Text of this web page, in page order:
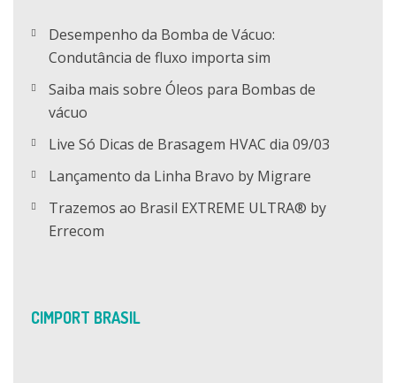
Desempenho da Bomba de Vácuo:
Condutância de fluxo importa sim
Saiba mais sobre Óleos para Bombas de
vácuo
Live Só Dicas de Brasagem HVAC dia 09/03
Lançamento da Linha Bravo by Migrare
Trazemos ao Brasil EXTREME ULTRA® by
Errecom
CIMPORT BRASIL